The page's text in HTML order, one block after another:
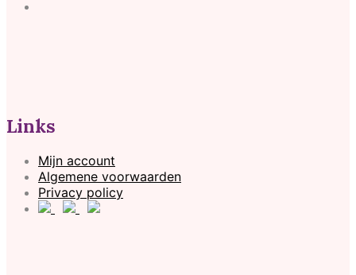
Links
Mijn account
Algemene voorwaarden
Privacy policy